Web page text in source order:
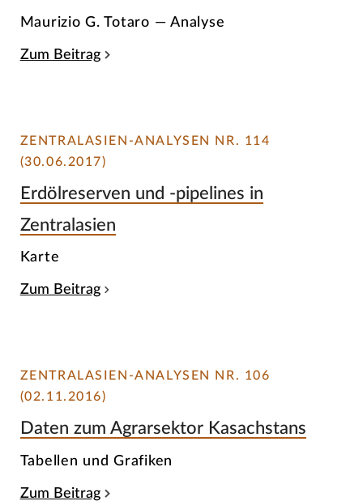
Maurizio G. Totaro — Analyse
Zum Beitrag
ZENTRALASIEN-ANALYSEN NR. 114
(30.06.2017)
Erdölreserven und -pipelines in
Zentralasien
Karte
Zum Beitrag
ZENTRALASIEN-ANALYSEN NR. 106
(02.11.2016)
Daten zum Agrarsektor Kasachstans
Tabellen und Grafiken
Zum Beitrag